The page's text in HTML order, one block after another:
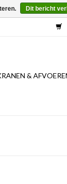
&
Dit bericht